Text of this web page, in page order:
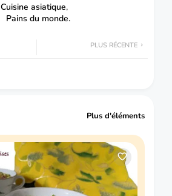
Cuisine asiatique
Pains du monde.
PLUS RÉCENTE
Plus d'éléments